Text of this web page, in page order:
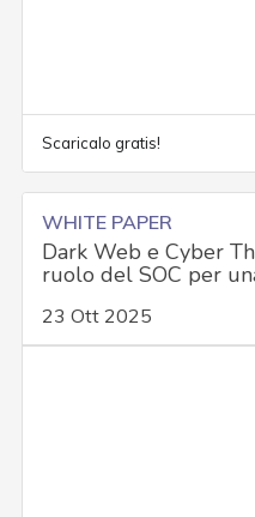
Scaricalo gratis!
WHITE PAPER
Dark Web e Cyber
ruolo del SOC per
23 Ott 2025